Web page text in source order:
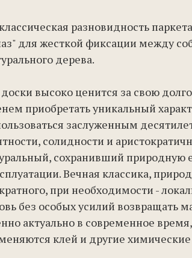
разновидность
для жесткой фиксации между
дерева.
высоко ценится за свою
приобретать уникальный
заслуженным
солидности и
сохранивший природную
Вечная классика,
при необходимости -
без особых усилий возвращать
актуально в современное время,
клей и другие